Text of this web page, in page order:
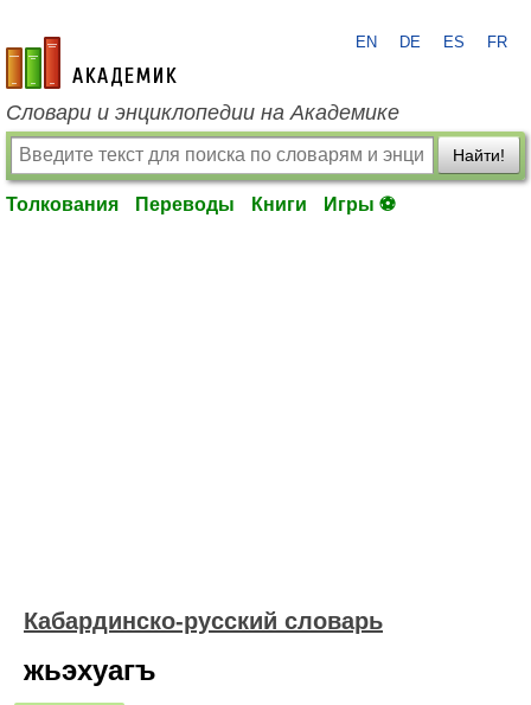
academic.ru
EN DE ES FR
Словари и энциклопедии на Академике
Найти!
Толкования Переводы Книги Игры ⚽
Кабардинско-русский словарь
жьэхуагъ